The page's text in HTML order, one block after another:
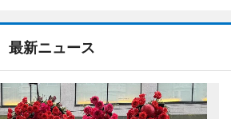
最新ニュース